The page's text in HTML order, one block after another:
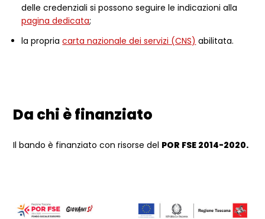
delle credenziali si possono seguire le indicazioni alla
pagina dedicata;
la propriacarta nazionale dei servizi (CNS) abilitata.
Da chi è finanziato
Il bando è finanziato con risorse del POR FSE 2014-2020.